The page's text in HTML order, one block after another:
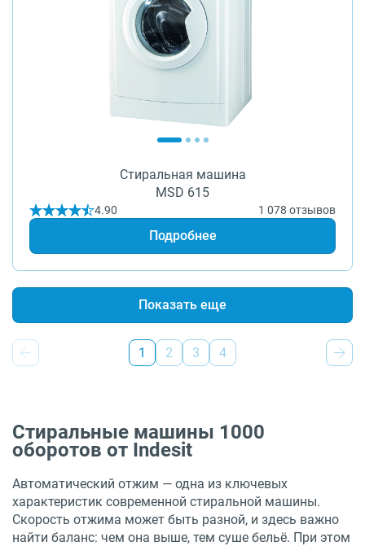
Стиральная машина
MSD 615
4.90 1 078 отзывов
Подробнее
Показать еще
1 2 3 4
Стиральные машины 1000
оборотов от Indesit
Автоматический отжим — одна из ключевых
характеристик современной стиральной машины.
Скорость отжима может быть разной, и здесь важно
найти баланс: чем она выше, тем суше бельё. При этом